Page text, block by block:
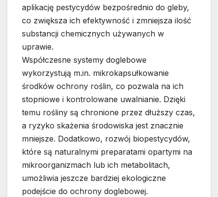
aplikację pestycydów bezpośrednio do gleby,
co zwiększa ich efektywność i zmniejsza ilość
substancji chemicznych używanych w
uprawie.
Współczesne systemy doglebowe
wykorzystują m.in. mikrokapsułkowanie
środków ochrony roślin, co pozwala na ich
stopniowe i kontrolowane uwalnianie. Dzięki
temu rośliny są chronione przez dłuższy czas,
a ryzyko skażenia środowiska jest znacznie
mniejsze. Dodatkowo, rozwój biopestycydów,
które są naturalnymi preparatami opartymi na
mikroorganizmach lub ich metabolitach,
umożliwia jeszcze bardziej ekologiczne
podejście do ochrony doglebowej.